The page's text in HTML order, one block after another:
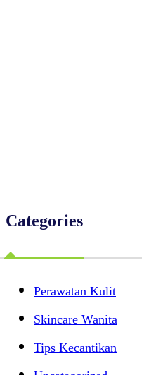
Categories
Perawatan Kulit
Skincare Wanita
Tips Kecantikan